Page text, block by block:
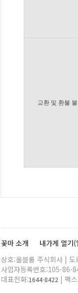
교환 및 환불
꽃마 소개 내가게 열기
상호:올블룸 주식회사 |
사업자등록번호:105-86-
대표전화:1644-8422 | 팩